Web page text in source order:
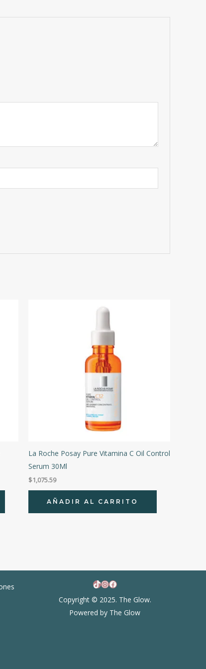
La Roche Posay Pure Vitamina C Oil Control
Serum 30Ml
$1,075.59
AÑADIR AL CARRITO
TikTok
Instagram
Facebook
Copyright © 2025. The Glow.
Powered by The Glow